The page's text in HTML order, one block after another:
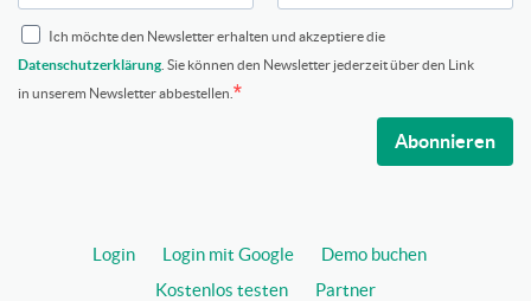
Ich möchte den Newsletter erhalten und akzeptiere die
Datenschutzerklärung . Sie können den Newsletter jederzeit über den Link
in unserem Newsletter abbestellen.
Abonnieren
Login Login mit Google
Demo buchen
Kostenlos testen
Partner